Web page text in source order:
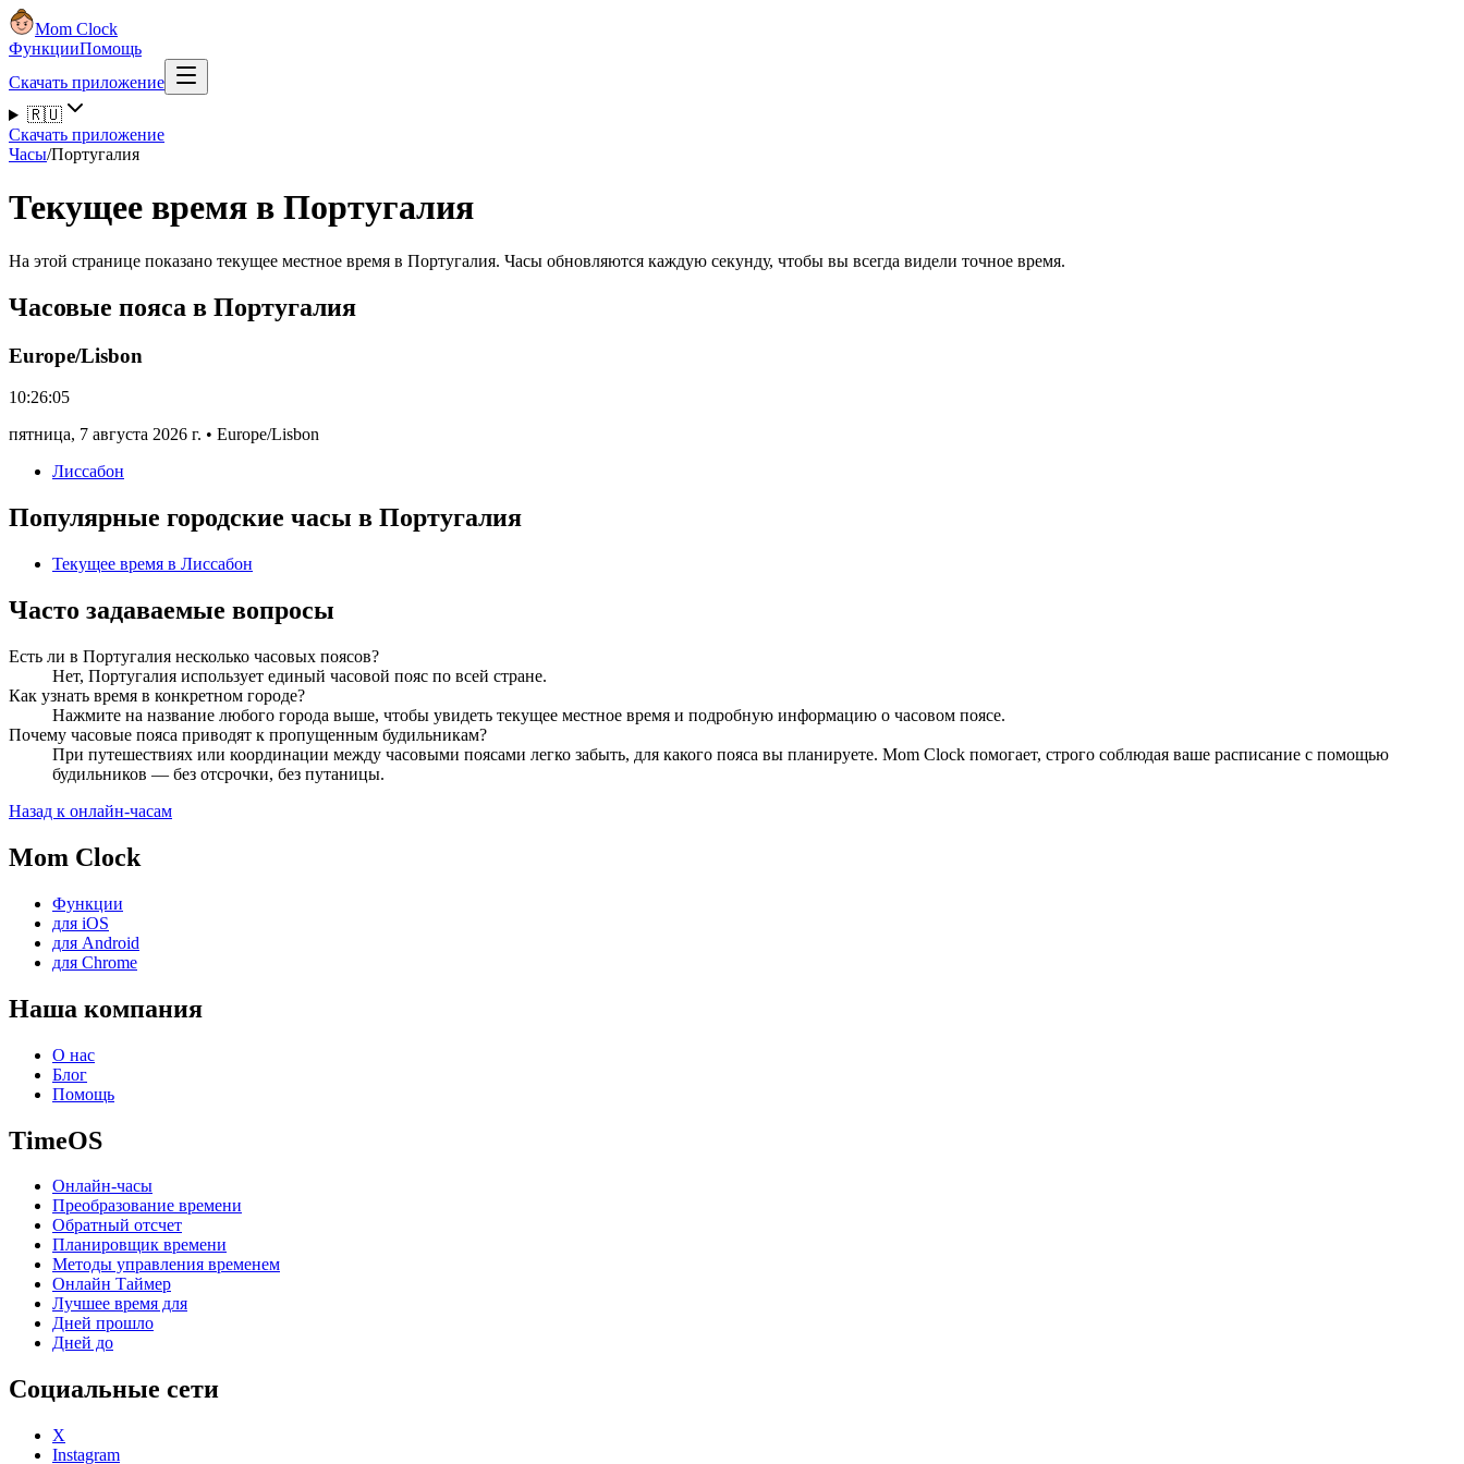
Mom Clock
ФункцииПомощь
Скачать приложение
🇷🇺
Скачать приложение
Часы/Португалия
Текущее время в Португалия
На этой странице показано текущее местное время в Португалия. Часы обновляются каждую секунду, чтобы вы всегда видели точное время.
Часовые пояса в Португалия
Europe/Lisbon
10:26:05
пятница, 7 августа 2026 г. • Europe/Lisbon
Лиссабон
Популярные городские часы в Португалия
Текущее время в Лиссабон
Часто задаваемые вопросы
Есть ли в Португалия несколько часовых поясов?
Нет, Португалия использует единый часовой пояс по всей стране.
Как узнать время в конкретном городе?
Нажмите на название любого города выше, чтобы увидеть текущее местное время и подробную информацию о часовом поясе.
Почему часовые пояса приводят к пропущенным будильникам?
При путешествиях или координации между часовыми поясами легко забыть, для какого пояса вы планируете. Mom Clock помогает, строго соблюдая ваше расписание с помощью
будильников — без отсрочки, без путаницы.
Назад к онлайн-часам
Mom Clock
Функции
для iOS
для Android
для Chrome
Наша компания
О нас
Блог
Помощь
TimeOS
Онлайн-часы
Преобразование времени
Обратный отсчет
Планировщик времени
Методы управления временем
Онлайн Таймер
Лучшее время для
Дней прошло
Дней до
Социальные сети
X
Instagram